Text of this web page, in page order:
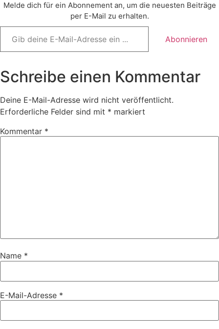
Melde dich für ein Abonnement an, um die neuesten Beiträge
per E-Mail zu erhalten.
Gib
deine
Mail-
ein ...
Abonnieren
Schreibe einen Kommentar
Deine E-Mail-Adresse wird nicht veröffentlicht.
Erforderliche Felder sind mit * markiert
Kommentar *
Name *
E-Mail-Adresse *